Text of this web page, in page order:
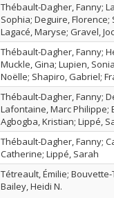
Thébault-Dagher, Fanny;
Sophia; Deguire, Florence;
Lagacé, Maryse; Gravel,
Thébault-Dagher, Fanny;
Muckle, Gina; Lupien,
Noëlle; Shapiro, Gabriel;
Thébault-Dagher, Fanny;
Lafontaine, Marc Philippe;
Agbogba, Kristian; Lippé,
Thébault-Dagher, Fanny;
Catherine; Lippé, Sarah
Tétreault, Émilie;
Bailey, Heidi N.